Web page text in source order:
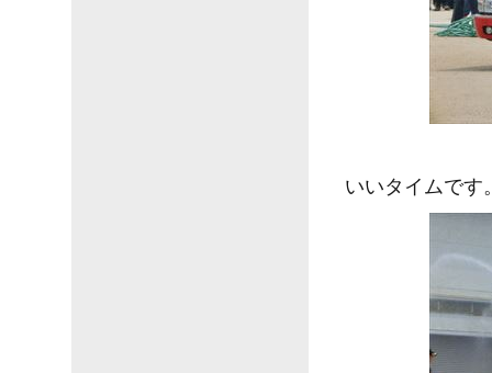
いいタイムです